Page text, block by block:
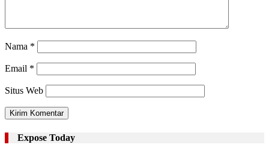
Nama *
Email *
Situs Web
Expose Today